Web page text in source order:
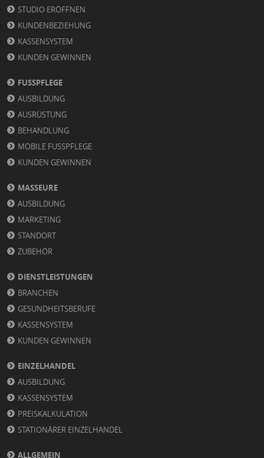
STUDIO ERÖFFNEN
KUNDENBEZIEHUNG
KASSENSYSTEM
KUNDEN GEWINNEN
FUSSPFLEGE
AUSBILDUNG
AUSRÜSTUNG
BEHANDLUNG
MOBILE FUSSPFLEGE
KUNDEN GEWINNEN
MASSEURE
AUSBILDUNG
MARKETING
STANDORT
ZUBEHÖR
DIENSTLEISTUNGEN
BRANCHEN
GESUNDHEITSBERUFE
KASSENSYSTEM
KUNDEN GEWINNEN
EINZELHANDEL
AUSBILDUNG
KASSENSYSTEM
PREISKALKULATION
STATIONÄRER EINZELHANDEL
ALLGEMEIN